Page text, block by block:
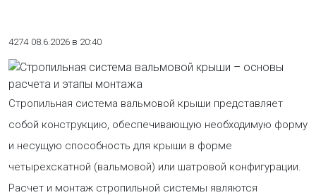
4274 08.6.2026 в 20:40
Стропильная система вальмовой крыши представляет
собой конструкцию, обеспечивающую необходимую форму
и несущую способность для крыши в форме
четырехскатной (вальмовой) или шатровой конфигурации.
Расчет и монтаж стропильной системы являются